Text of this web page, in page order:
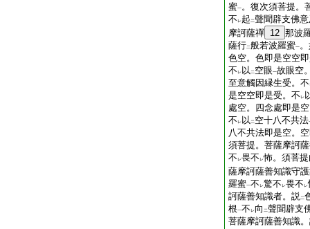
蜜一。復次須菩提。
不 レ起 二聲聞辟支佛
摩訶薩禪 12 那波
薩行二般若波羅蜜一
色空。色即是空空
不 レ 以 二 空眼一故眼空
至意觸因縁生受。不
是空空即是受。不 レ
處空。四念處即是
不 レ 以 二 空十八不共法
八不共法即是空。
須菩提。菩薩摩訶
不 レ畏不 レ怖。須菩
薩摩訶薩善知識守
羅蜜一不 レ驚不 レ畏不 レ
訶薩善知識者。説二
根一不 レ向 二聲聞辟支
菩薩摩訶薩善知識